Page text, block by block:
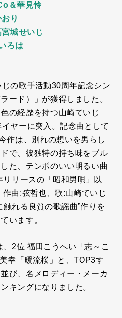
＆華見怜
り
城せいじ
ろは
の歌手活動30周年記念シン
ード）」が獲得しました。
の経歴を持つ山崎ていじ
イヤーに突入。記念曲として
作は、別れの想いを男らし
で、彼独特の持ち味をブル
た、テンポのいい明るい曲
リリースの「昭和男唄」以
作曲 :弦哲也、歌:山崎ていじ
れる良質の歌謡曲”作りを
います。
2位 福田こうへい「志～こ
幸「暖流桜」と、TOP3す
び、名メロディー・メーカ
キングになりました。